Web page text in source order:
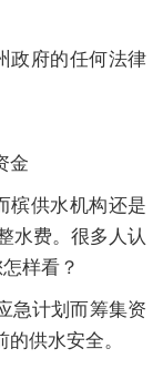
政府的任何法律
金
槟供水机构还是
水费。很多人认
样看？
急计划而筹集资
供水安全。